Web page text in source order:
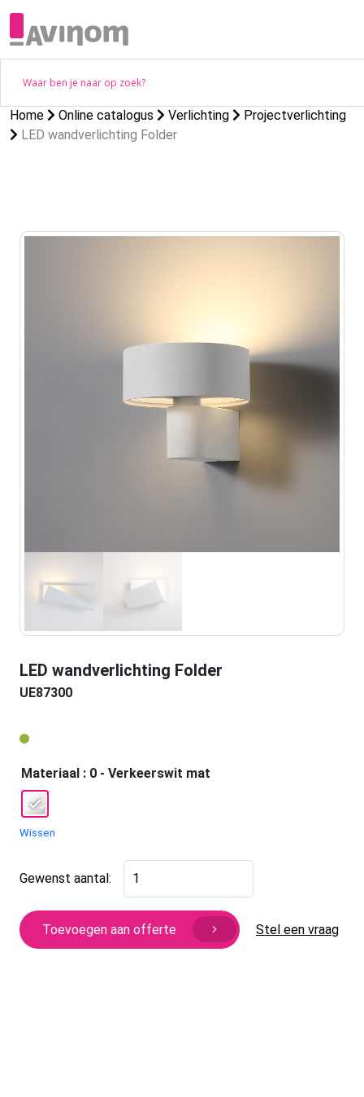
Home Online catalogus Verlichting
Projectverlichting
LED wandverlichting Folder
LED wandverlichting Folder
UE87300
Materiaal : 0 - Verkeerswit mat
Wissen
Gewenst aantal:
wandverlichting
Folder
aantal
Toevoegen aan offerte Stel een vraag